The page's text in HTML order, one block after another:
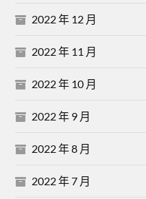
2022 年 12 月
2022 年 11 月
2022 年 10 月
2022 年 9 月
2022 年 8 月
2022 年 7 月